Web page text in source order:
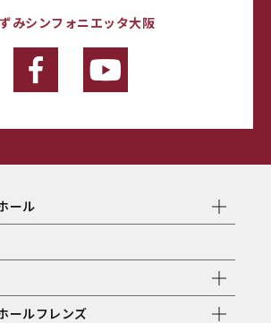
みシンフォニエッタ大阪
ール
ールフレンズ